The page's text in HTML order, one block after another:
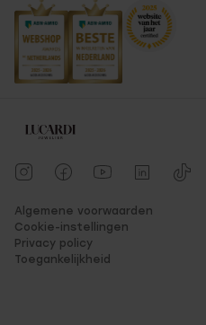
Algemene voorwaarden
Cookie-instellingen
Privacy policy
Toegankelijkheid